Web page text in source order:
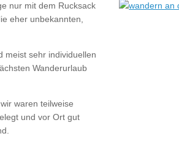
nur mit dem Rucksack
eher unbekannten,
meist sehr individuellen
Wanderurlaub
waren teilweise
und vor Ort gut